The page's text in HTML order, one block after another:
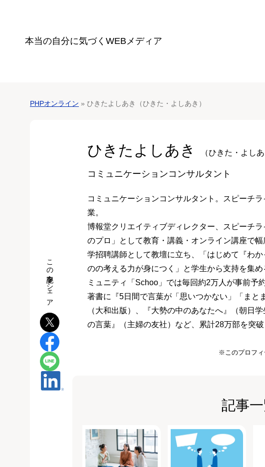
本当の自分に気づく WEBメディア
PHPオンライン » ひきたよしあき（ひきた・よしあき）
ひきたよしあき （ひきた・よしあ
コミュニケーションコンサルタント
コミュニケーションコンサルタント。スピーチ
業。
博報堂クリエイティブディレクター、スピーチ
のプロ」として教育・講義・オンライン講座で
学招聘講師として教壇に立ち、「はじめて『わ
のの考える力が身につく」と学生から支持を集
ミュニティ「Schoo」では毎回約2万人が事前予
著書に『5日間で言葉が「思いつかない」「まと
（大和出版）、『大勢の中のあなたへ』（朝日
の言葉』（主婦の友社）など、累計28万部を突破
※このプロフィ
記事
この記事をシェア